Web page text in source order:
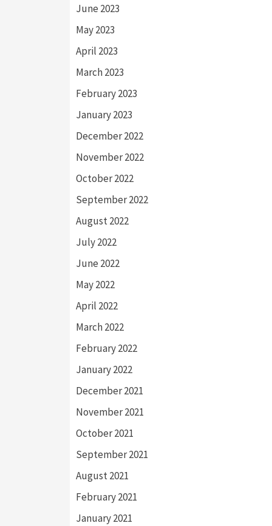
June 2023
May 2023
April 2023
March 2023
February 2023
January 2023
December 2022
November 2022
October 2022
September 2022
August 2022
July 2022
June 2022
May 2022
April 2022
March 2022
February 2022
January 2022
December 2021
November 2021
October 2021
September 2021
August 2021
February 2021
January 2021